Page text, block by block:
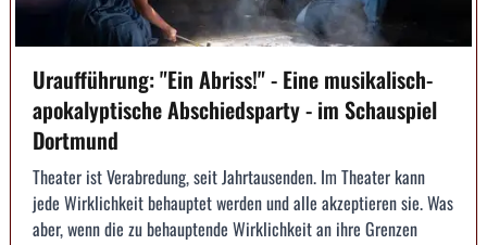
Uraufführung: "Ein Abriss!" - Eine musikalisch-
apokalyptische Abschiedsparty - im Schauspiel
Dortmund
Theater ist Verabredung, seit Jahrtausenden. Im Theater kann
jede Wirklichkeit behauptet werden und alle akzeptieren sie. Was
aber, wenn die zu behauptende Wirklichkeit an ihre Grenzen